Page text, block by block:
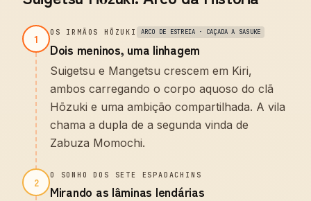
1 OS IRMÃOS HŌZUKI ARCO DE ESTREIA · CAÇADA A SASUKE
Dois meninos, uma linhagem
Suigetsu e Mangetsu crescem em Kiri,
ambos carregando o corpo aquoso do clã
Hōzuki e uma ambição compartilhada. A vila
chama a dupla de a segunda vinda de
Zabuza Momochi.
2
O SONHO DOS SETE ESPADACHINS
Mirando as lâminas lendárias